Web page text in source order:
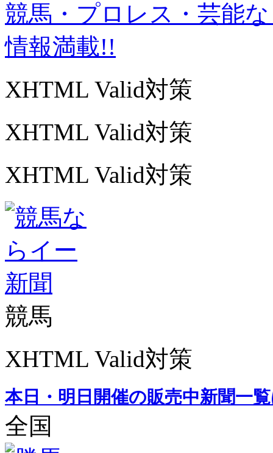
競馬・プロレス・芸能
情報満載!!
XHTML Valid対策
XHTML Valid対策
XHTML Valid対策
競馬
XHTML Valid対策
本日・明日開催の販売中新聞一
全国